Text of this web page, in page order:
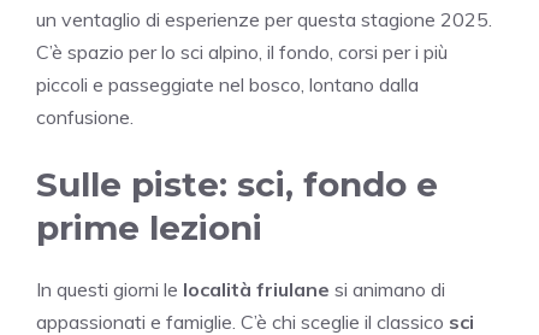
un ventaglio di esperienze per questa stagione 2025.
C’è spazio per lo sci alpino, il fondo, corsi per i più
piccoli e passeggiate nel bosco, lontano dalla
confusione.
Sulle piste: sci, fondo e
prime lezioni
In questi giorni le località friulane si animano di
appassionati e famiglie. C’è chi sceglie il classico sci